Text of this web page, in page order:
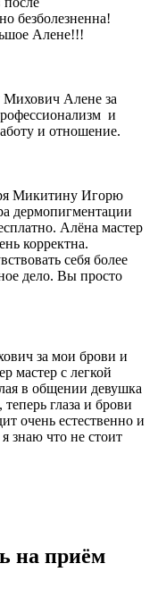
безболезненна!
Алене!!!
Михович Алене за
и
и отношение.
Микитину Игорю
дермопигментации
Алёна мастер
корректна.
себя более
дело. Вы просто
за мои брови и
мастер с легкой
в общении девушка
глаза и брови
очень естественно и
знаю что не стоит
на приём